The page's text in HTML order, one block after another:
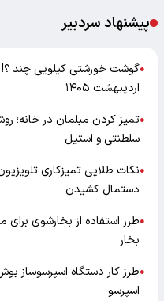
پیشنهاد سردبیر
●
اردیبهشت ۱۴۰۵
●تمیز کردن مبلمان در خانه؛
سلطنتی و استیل
●نکات طلایی تمیزکاری
دستمال کشیدن
●طرز استفاده از بخارشوی
بخار
●طرز کار دستگاه اسپرسوساز
اسپرسو